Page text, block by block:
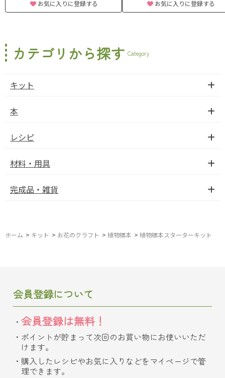
お気に入りに登録する お気に入りに登録する
カテゴリから探す Category
キット
本
レシピ
材料・用具
完成品・雑貨
ホーム > キット > お花のクラフト > 植物標本 > 植物標本スターターキット
会員登録について
会員登録は無料！
ポイントが貯まって次回のお買い物にお使いいただ
けます。
購入したレシピやお気に入りなどをマイページで管
理できます。